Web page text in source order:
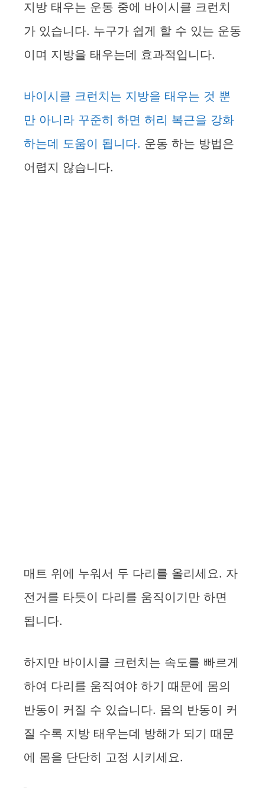
지방 태우는 운동 중에 바이시클 크런치
가 있습니다. 누구가 쉽게 할 수 있는 운동
이며 지방을 태우는데 효과적입니다.
바이시클 크런치는 지방을 태우는 것 뿐
만 아니라 꾸준히 하면 허리 복근을 강화
하는데 도움이 됩니다. 운동 하는 방법은
어렵지 않습니다.
매트 위에 누워서 두 다리를 올리세요. 자
전거를 타듯이 다리를 움직이기만 하면
됩니다.
하지만 바이시클 크런치는 속도를 빠르게
하여 다리를 움직여야 하기 때문에 몸의
반동이 커질 수 있습니다. 몸의 반동이 커
질 수록 지방 태우는데 방해가 되기 때문
에 몸을 단단히 고정 시키세요.